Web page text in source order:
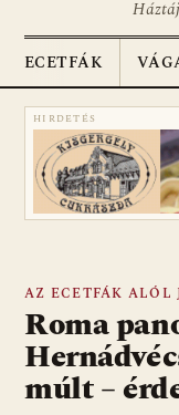
ECETFÁK
HIRDETÉS
AZ ECETFÁK ALÓL
Roma
múlt –